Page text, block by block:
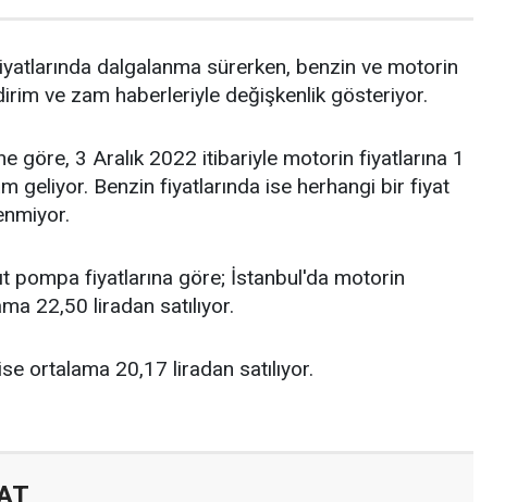
dalgalanma sürerken, benzin ve motorin
ve zam haberleriyle değişkenlik gösteriyor.
göre, 3 Aralık 2022 itibariyle motorin fiyatlarına 1
geliyor. Benzin fiyatlarında ise herhangi bir fiyat
pompa fiyatlarına göre; İstanbul'da motorin
22,50 liradan satılıyor.
ortalama 20,17 liradan satılıyor.